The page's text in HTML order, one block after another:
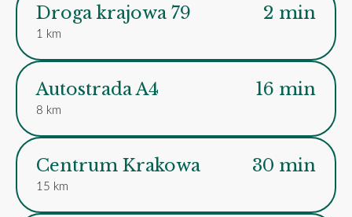
Droga krajowa 79
1 km
2 min
Autostrada A4
8 km
16 min
Centrum Krakowa
15 km
30 min